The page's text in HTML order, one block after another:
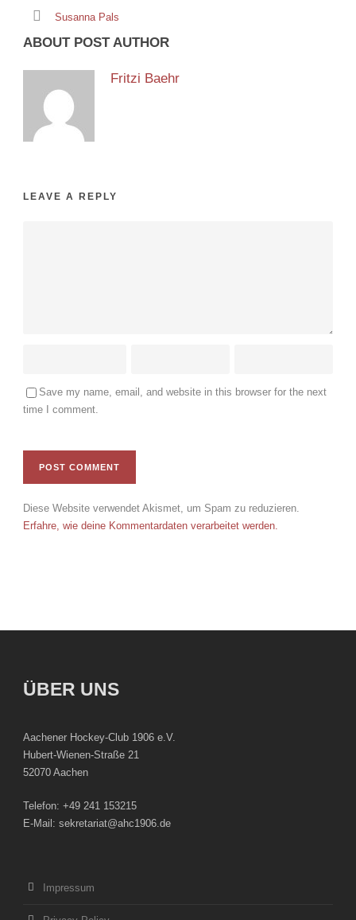
Susanna Pals
ABOUT POST AUTHOR
Fritzi Baehr
LEAVE A REPLY
Save my name, email, and website in this browser for the next
time I comment.
Diese Website verwendet Akismet, um Spam zu reduzieren.
Erfahre, wie deine Kommentardaten verarbeitet werden.
ÜBER UNS
Aachener Hockey-Club 1906 e.V.
Hubert-Wienen-Straße 21
52070 Aachen
Telefon: +49 241 153215
E-Mail: sekretariat@ahc1906.de
Impressum